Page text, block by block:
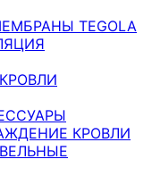
TEGOLA
КРОВЛИ